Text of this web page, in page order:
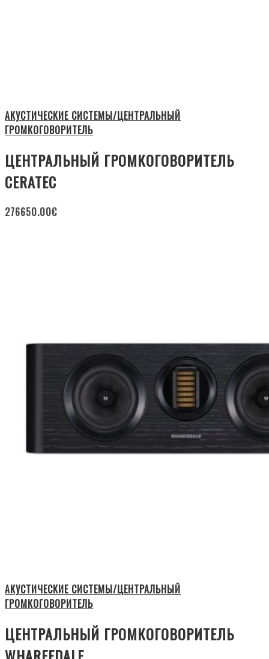
АКУСТИЧЕСКИЕ СИСТЕМЫ/ЦЕНТРАЛЬНЫЙ
ГРОМКОГОВОРИТЕЛЬ
ЦЕНТРАЛЬНЫЙ ГРОМКОГОВОРИТЕЛЬ
CERATEC
276650.00€
АКУСТИЧЕСКИЕ СИСТЕМЫ/ЦЕНТРАЛЬНЫЙ
ГРОМКОГОВОРИТЕЛЬ
ЦЕНТРАЛЬНЫЙ ГРОМКОГОВОРИТЕЛЬ